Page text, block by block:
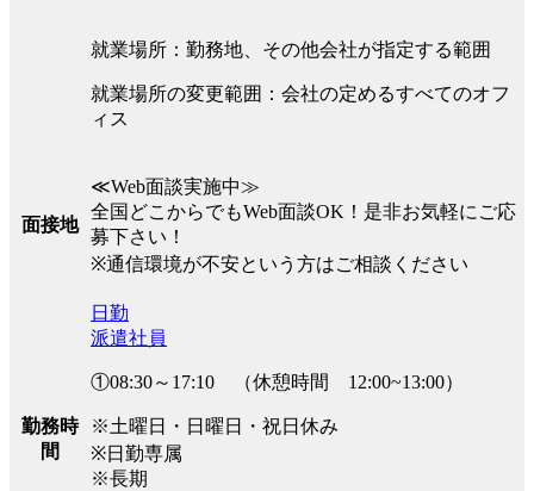
就業場所：勤務地、その他会社が指定する範囲
就業場所の変更範囲：会社の定めるすべてのオフ
ィス
面接地
≪Web面談実施中≫
全国どこからでもWeb面談OK！是非お気軽にご応
募下さい！
※通信環境が不安という方はご相談ください
勤務時
間
日勤
派遣社員
①08:30～17:10 （休憩時間 12:00~13:00）
※土曜日・日曜日・祝日休み
※日勤専属
※長期